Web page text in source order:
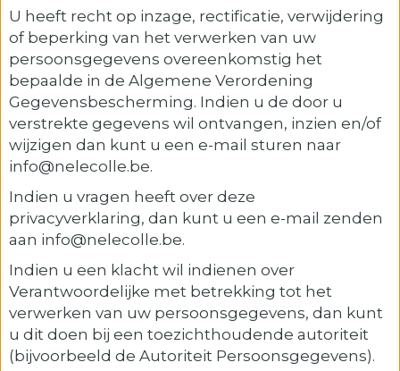
U heeft recht op inzage, rectificatie, verwijdering
of beperking van het verwerken van uw
persoonsgegevens overeenkomstig het
bepaalde in de Algemene Verordening
Gegevensbescherming. Indien u de door u
verstrekte gegevens wil ontvangen, inzien en/of
wijzigen dan kunt u een e-mail sturen naar
info@nelecolle.be.
Indien u vragen heeft over deze
privacyverklaring, dan kunt u een e-mail zenden
aan info@nelecolle.be.
Indien u een klacht wil indienen over
Verantwoordelijke met betrekking tot het
verwerken van uw persoonsgegevens, dan kunt
u dit doen bij een toezichthoudende autoriteit
(bijvoorbeeld de Autoriteit Persoonsgegevens).